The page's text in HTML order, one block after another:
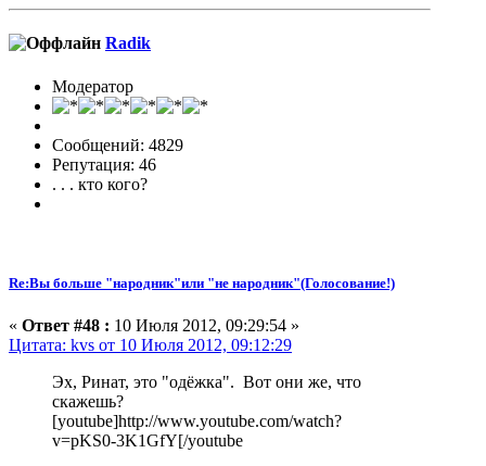
Radik
Модератор
Сообщений: 4829
Репутация: 46
. . . кто кого?
Re:Вы больше "народник"или "не народник"(Голосование!)
« Ответ #48 : 10 Июля 2012, 09:29:54 »
Цитата: kvs от 10 Июля 2012, 09:12:29
Эх, Ринат, это "одёжка". Вот они же, что
скажешь?
[youtube]http://www.youtube.com/watch?
v=pKS0-3K1GfY[/youtube